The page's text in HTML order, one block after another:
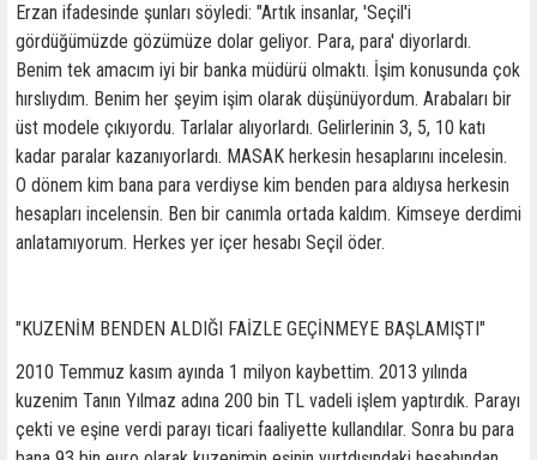
Erzan ifadesinde şunları söyledi: "Artık insanlar, 'Seçil'i
gördüğümüzde gözümüze dolar geliyor. Para, para' diyorlardı.
Benim tek amacım iyi bir banka müdürü olmaktı. İşim konusunda çok
hırslıydım. Benim her şeyim işim olarak düşünüyordum. Arabaları bir
üst modele çıkıyordu. Tarlalar alıyorlardı. Gelirlerinin 3, 5, 10 katı
kadar paralar kazanıyorlardı. MASAK herkesin hesaplarını incelesin.
O dönem kim bana para verdiyse kim benden para aldıysa herkesin
hesapları incelensin. Ben bir canımla ortada kaldım. Kimseye derdimi
anlatamıyorum. Herkes yer içer hesabı Seçil öder.
"KUZENİM BENDEN ALDIĞI FAİZLE GEÇİNMEYE BAŞLAMIŞTI"
2010 Temmuz kasım ayında 1 milyon kaybettim. 2013 yılında
kuzenim Tanın Yılmaz adına 200 bin TL vadeli işlem yaptırdık. Parayı
çekti ve eşine verdi parayı ticari faaliyette kullandılar. Sonra bu para